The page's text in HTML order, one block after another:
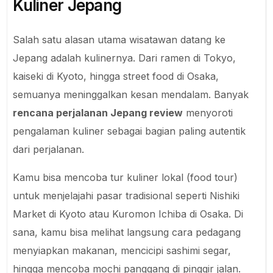
Kuliner Jepang
Salah satu alasan utama wisatawan datang ke
Jepang adalah kulinernya. Dari ramen di Tokyo,
kaiseki di Kyoto, hingga street food di Osaka,
semuanya meninggalkan kesan mendalam. Banyak
rencana perjalanan Jepang review menyoroti
pengalaman kuliner sebagai bagian paling autentik
dari perjalanan.
Kamu bisa mencoba tur kuliner lokal (food tour)
untuk menjelajahi pasar tradisional seperti Nishiki
Market di Kyoto atau Kuromon Ichiba di Osaka. Di
sana, kamu bisa melihat langsung cara pedagang
menyiapkan makanan, mencicipi sashimi segar,
hingga mencoba mochi panggang di pinggir jalan.